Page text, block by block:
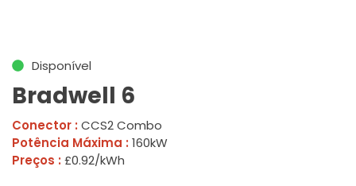
Disponível
Bradwell 6
Conector : CCS2 Combo
Potência Máxima : 160kW
Preços : £0.92/kWh